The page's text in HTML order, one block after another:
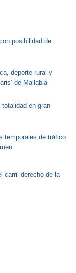
posibilidad de
deporte rural y
de Mallabia
en gran
temporales de tráfico
carril derecho de la